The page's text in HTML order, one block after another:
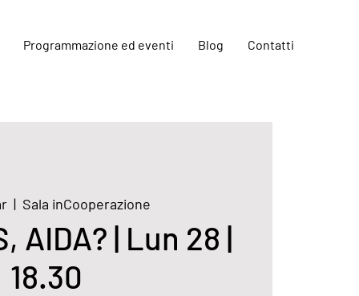
Programmazione ed eventi Blog Contatti
  |
Sala inCooperazione
AIDA? | Lun 28 |
18.30